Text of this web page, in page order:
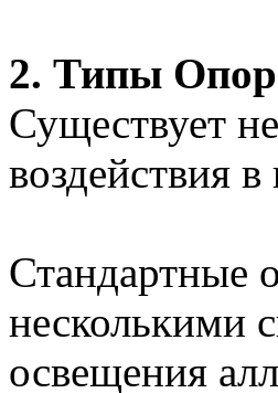
2. Типы
Существует
воздействия в
Стандартные
несколькими
освещения